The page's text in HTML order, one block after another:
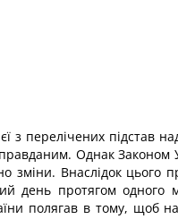
з перелічених
Однак
зміни. Внаслідок цього
день протягом
полягав в тому, щоб